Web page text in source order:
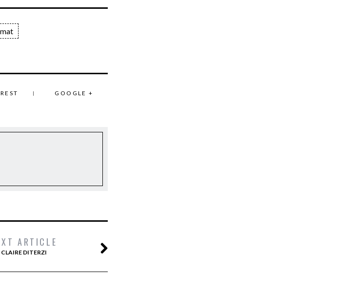
GOOGLE +
ARTICLE
CLAIRE DITERZI